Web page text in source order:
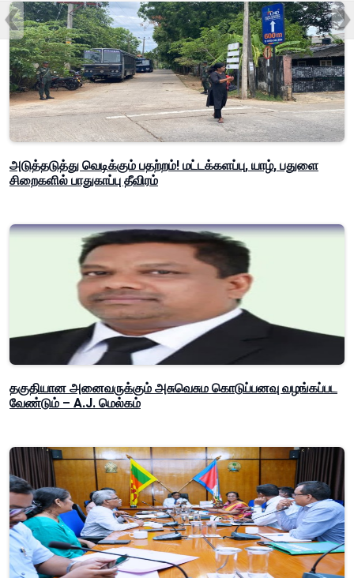
அடுத்தடுத்து வெடிக்கும் பதற்றம்! மட்டக்களப்பு, யாழ், பதுளை
சிறைகளில் பாதுகாப்பு தீவிரம்
தகுதியான அனைவருக்கும் அசுவெசும கொடுப்பனவு வழங்கப்பட
வேண்டும் – A.J. மெல்கம்